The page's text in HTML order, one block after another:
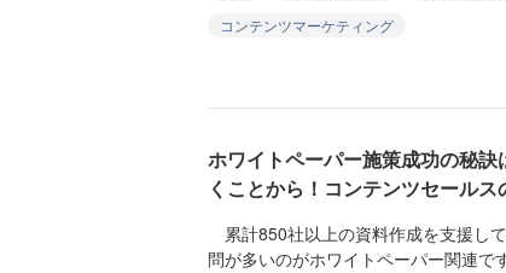
コンテンツマーケティング
ホワイトペーパー施策成功の秘
くことから！コンテンツセールス
累計850社以上の資料作成を支援し
問が多いのがホワイトペーパー関連